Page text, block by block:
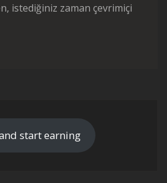
istediğiniz zaman çevrimiçi
start earning